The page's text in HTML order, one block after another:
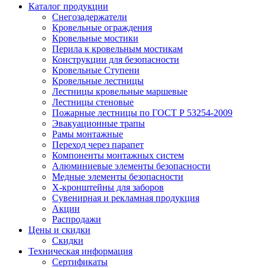
Каталог продукции
Снегозадержатели
Кровельные ограждения
Кровельные мостики
Перила к кровельным мостикам
Конструкции для безопасности
Кровельные Ступени
Кровельные лестницы
Лестницы кровельные маршевые
Лестницы стеновые
Пожарные лестницы по ГОСТ Р 53254-2009
Эвакуационные трапы
Рамы монтажные
Переход через парапет
Компоненты монтажных систем
Алюминиевые элементы безопасности
Медные элементы безопасности
X-кронштейны для заборов
Сувенирная и рекламная продукция
Акции
Распродажи
Цены и скидки
Скидки
Техническая информация
Сертификаты